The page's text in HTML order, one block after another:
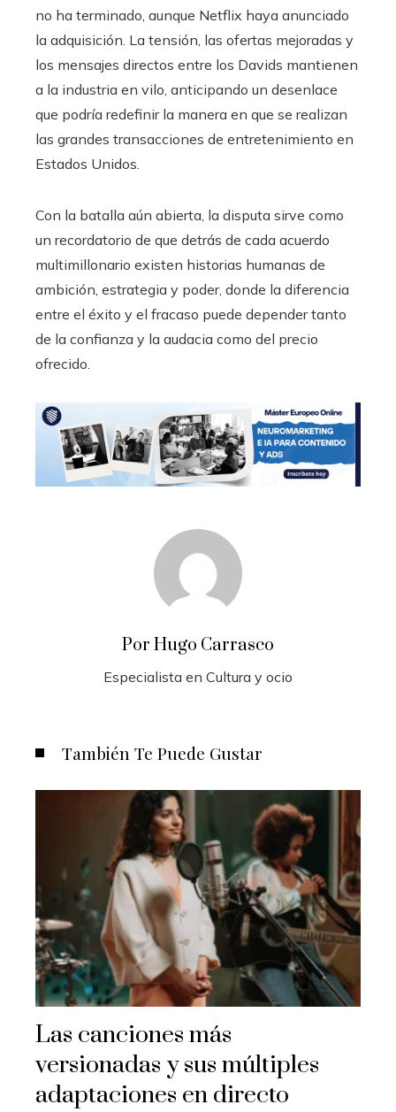
no ha terminado, aunque Netflix haya anunciado
la adquisición. La tensión, las ofertas mejoradas y
los mensajes directos entre los Davids mantienen
a la industria en vilo, anticipando un desenlace
que podría redefinir la manera en que se realizan
las grandes transacciones de entretenimiento en
Estados Unidos.
Con la batalla aún abierta, la disputa sirve como
un recordatorio de que detrás de cada acuerdo
multimillonario existen historias humanas de
ambición, estrategia y poder, donde la diferencia
entre el éxito y el fracaso puede depender tanto
de la confianza y la audacia como del precio
ofrecido.
Por Hugo Carrasco
Especialista en Cultura y ocio
También Te Puede Gustar
Las canciones más
versionadas y sus múltiples
adaptaciones en directo